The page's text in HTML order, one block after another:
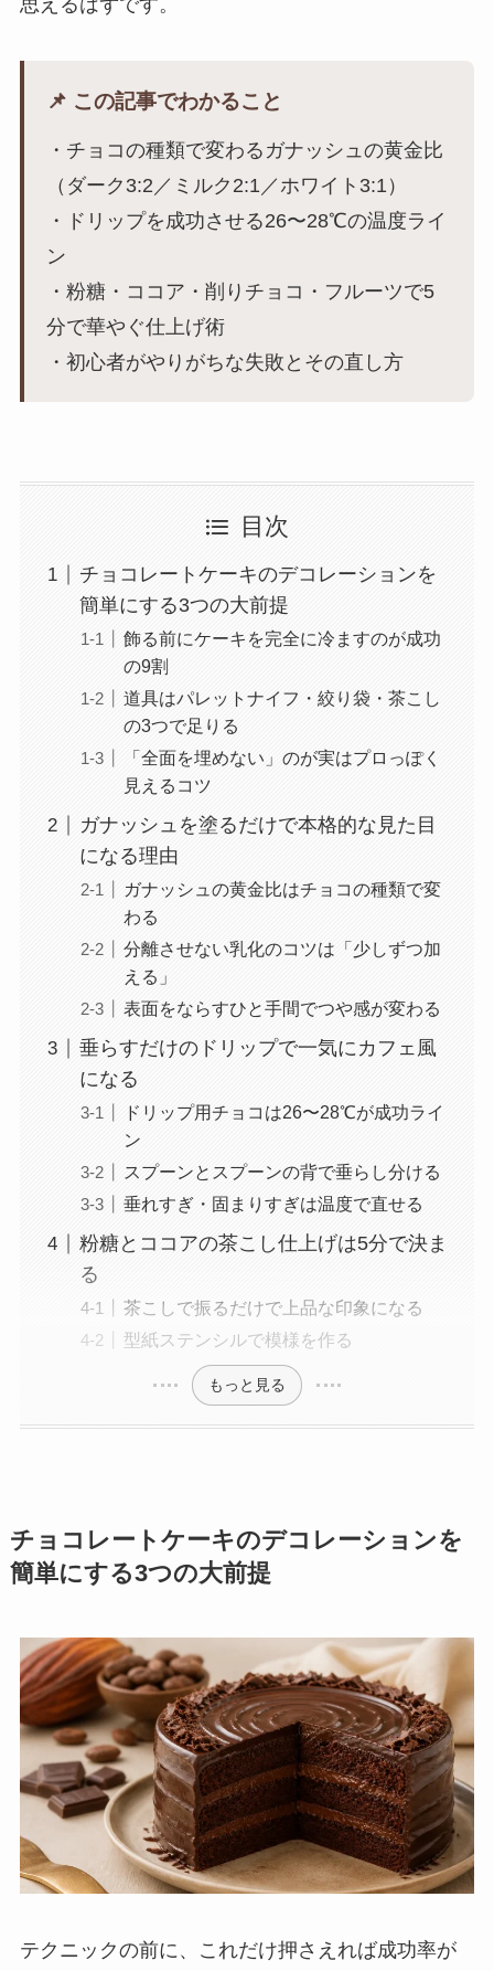
📌 この記事でわかること
・チョコの種類で変わるガナッシュの黄金比
（ダーク3:2／ミルク2:1／ホワイト3:1）
・ドリップを成功させる26〜28℃の温度ライ
ン
・粉糖・ココア・削りチョコ・フルーツで5
分で華やぐ仕上げ術
・初心者がやりがちな失敗とその直し方
目次
チョコレートケーキのデコレーションを
簡単にする3つの大前提
飾る前にケーキを完全に冷ますのが成功
の9割
道具はパレットナイフ・絞り袋・茶こし
の3つで足りる
「全面を埋めない」のが実はプロっぽく
見えるコツ
ガナッシュを塗るだけで本格的な見た目
になる理由
ガナッシュの黄金比はチョコの種類で変
わる
分離させない乳化のコツは「少しずつ加
える」
表面をならすひと手間でつや感が変わる
垂らすだけのドリップで一気にカフェ風
になる
ドリップ用チョコは26〜28℃が成功ライ
ン
スプーンとスプーンの背で垂らし分ける
垂れすぎ・固まりすぎは温度で直せる
粉糖とココアの茶こし仕上げは5分で決ま
る
茶こしで振るだけで上品な印象になる
型紙ステンシルで模様を作る
もっと見る
チョコレートケーキのデコレーションを
簡単にする3つの大前提
テクニックの前に、これだけ押さえれば成功率が